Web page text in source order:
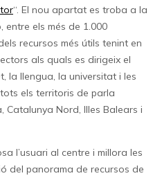
“. El nou apartat es troba a la
entre els més de 1.000
recursos més útils tenint en
als quals es dirigeix el
la llengua, la universitat i les
els territoris de parla
Nord, Illes Balears i
l’usuari al centre i millora les
del panorama de recursos de